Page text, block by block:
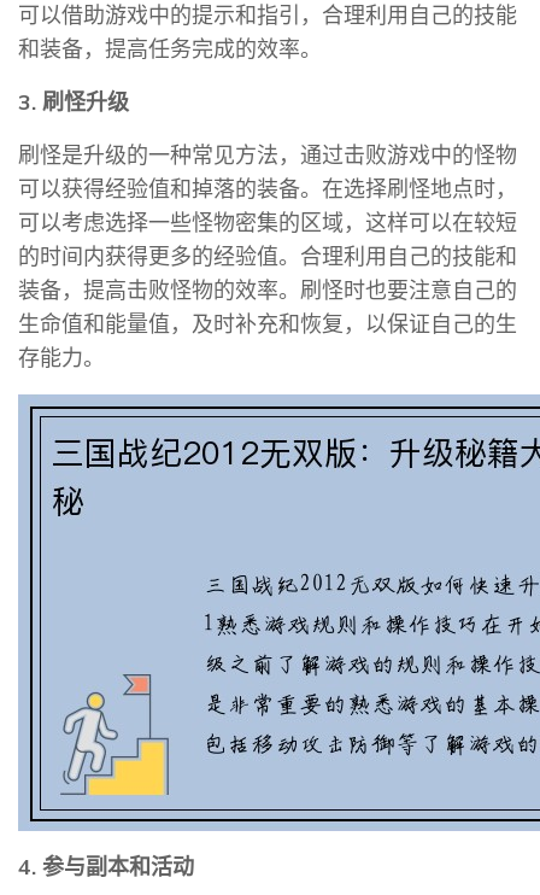
可以借助游戏中的提示和指引，合理利用自己的技能
和装备，提高任务完成的效率。
3. 刷怪升级
刷怪是升级的一种常见方法，通过击败游戏中的怪物
可以获得经验值和掉落的装备。在选择刷怪地点时，
可以考虑选择一些怪物密集的区域，这样可以在较短
的时间内获得更多的经验值。合理利用自己的技能和
装备，提高击败怪物的效率。刷怪时也要注意自己的
生命值和能量值，及时补充和恢复，以保证自己的生
存能力。
4. 参与副本和活动